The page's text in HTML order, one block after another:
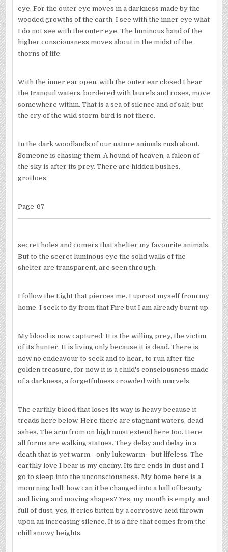
eye. For the outer eye moves in a darkness made by the
wooded growths of the earth. I see with the inner eye what
I do not see with the outer eye. The luminous hand of the
higher consciousness moves about in the midst of the
thorns of life.
With the inner ear open, with the outer ear closed I hear
the tranquil waters, bordered with laurels and roses, move
somewhere within. That is a sea of silence and of salt, but
the cry of the wild storm-bird is not there.
In the dark woodlands of our nature animals rush about.
Someone is chasing them. A hound of heaven, a falcon of
the sky is after its prey. There are hidden bushes,
grottoes,
Page-67
secret holes and comers that shelter my favourite animals.
But to the secret luminous eye the solid walls of the
shelter are transparent, are seen through.
I follow the Light that pierces me. I uproot myself from my
home. I seek to fly from that Fire but I am already burnt up.
My blood is now captured. It is the willing prey, the victim
of its hunter. It is living only because it is dead. There is
now no endeavour to seek and to hear, to run after the
golden treasure, for now it is a child's consciousness made
of a darkness, a forgetfulness crowded with marvels.
The earthly blood that loses its way is heavy because it
treads here below. Here there are stagnant waters, dead
ashes. The arm from on high must extend here too. Here
all forms are walking statues. They delay and delay in a
death that is yet warm—only lukewarm—but lifeless. The
earthly love I bear is my enemy. Its fire ends in dust and I
go to sleep into the unconsciousness. My home here is a
mourning hall; how can it be changed into a hall of beauty
and living and moving shapes? Yes, my mouth is empty and
full of dust, yes, it cries bitten by a corrosive acid thrown
upon an increasing silence. It is a fire that comes from the
chill snowy heights.